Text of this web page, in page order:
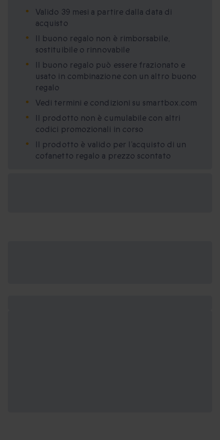
Valido 39 mesi a partire dalla data di
acquisto
Il buono regalo non è rimborsabile,
sostituibile o rinnovabile
Il buono regalo può essere frazionato e
usato in combinazione con un altro buono
regalo
Vedi termini e condizioni su smartbox.com
Il prodotto non è cumulabile con altri
codici promozionali in corso
Il prodotto è valido per l’acquisto di un
cofanetto regalo a prezzo scontato